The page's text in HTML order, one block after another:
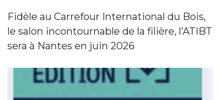
Fidèle au Carrefour International du Bois,
le salon incontournable de la filière, l’ATIBT
sera à Nantes en juin 2026